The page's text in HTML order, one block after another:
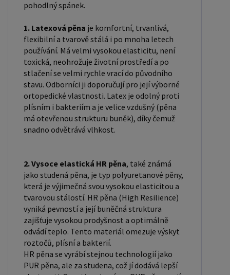
nad 100 kilogramů. Při výběru matrace byste měli
zvážit svou hmotnost, oblíbenou polohu spánku a
osobní preference. Matrace by neměla ležet přímo
na podlaze. Neměli byste skákat na matraci.
Matrace by měla být otočena lícem k zadní straně
alespoň jednou za dva měsíce. Všechny přírodní i
umělé suroviny mají svou individuální vůni, která
může být na začátku používání intenzivní.
předmět pro osobní potřebu. Deformace nové
matrace do hloubky 2 cm jsou normálním jevem a
nepředstavují výrobní vadu. Matrace vyrábíme i v
nestandardních rozměrech.
pohodlný spánek.
1. Latexová pěna je komfortní, trvanlivá,
flexibilní a tvarově stálá i po mnoha letech
používání. Má velmi vysokou elasticitu, není
toxická, neohrožuje životní prostředí a po
stlačení se velmi rychle vrací do původního
stavu. Odborníci ji doporučují pro její výborné
ortopedické vlastnosti. Latex je odolný proti
plísním i bakteriím a je velice vzdušný (pěna
má otevřenou strukturu buněk), díky čemuž
snadno odvětrává vlhkost.
2. Vysoce elastická HR pěna, také známá
jako studená pěna, je typ polyuretanové pěny,
která je výjimečná svou vysokou elasticitou a
tvarovou stálostí. HR pěna (High Resilience)
vyniká pevností a její buněčná struktura
zajišťuje vysokou prodyšnost a optimálně
odvádí teplo. Tento materiál omezuje výskyt
roztočů, plísní a bakterií.
HR pěna se vyrábí stejnou technologií jako
PUR pěna, ale za studena, což jí dodává lepší